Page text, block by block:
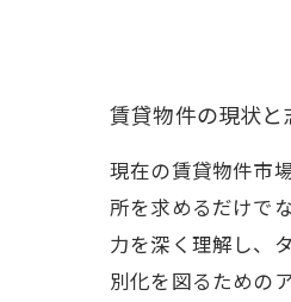
賃貸物件の現状と
現在の賃貸物件市
所を求めるだけで
力を深く理解し、
別化を図るための